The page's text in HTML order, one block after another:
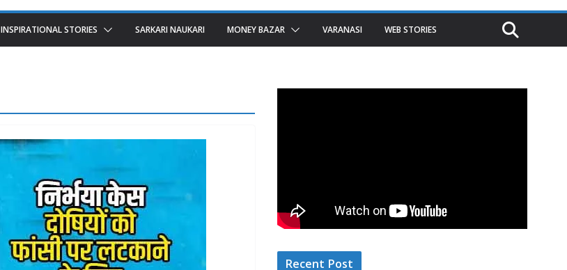
INSPIRATIONAL STORIES SARKARI NAUKARI MONEY BAZAR VARANASI WEB STORIES
Recent Post